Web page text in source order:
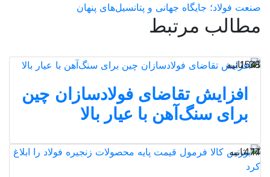
صنعت فولاد؛ جایگاه جهانی و پتانسیل‌‌‌های پنهان
مطالب مرتبط
38 ثانیه
1541
افزایش تقاضای فولادسازان چین
برای سنگ‌آهن با عیار بالا
17 ثانیه
474